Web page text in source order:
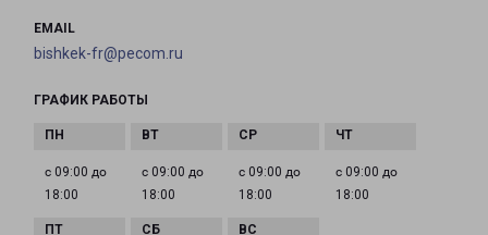
EMAIL
bishkek-fr@pecom.ru
ГРАФИК РАБОТЫ
с 09:00 до
18:00
с 09:00 до
18:00
с 09:00 до
18:00
с 09:00 до
18:00